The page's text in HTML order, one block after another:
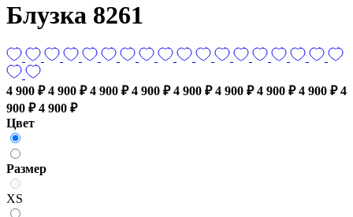
Блузка 8261
4 900 ₽ 4 900 ₽ 4 900 ₽ 4 900 ₽ 4 900 ₽ 4 900 ₽ 4 900 ₽ 4 900 ₽ 4
900 ₽ 4 900 ₽
Цвет
Размер
XS